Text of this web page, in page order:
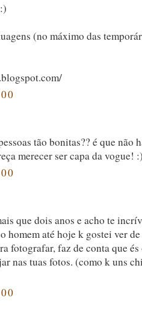
(no máximo das
tão bonitas?? é que não
merecer ser capa da vogue!
que dois anos e acho te
homem até hoje k gostei ver
fotografar, faz de conta que és
nas tuas fotos. (como k uns